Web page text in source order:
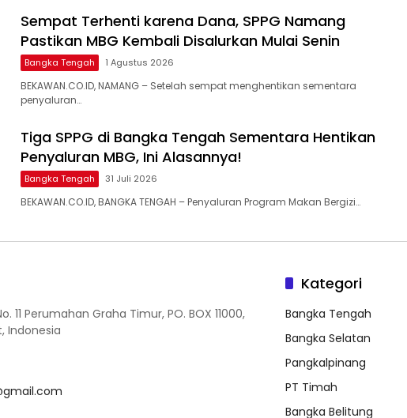
‎Sempat Terhenti karena Dana, SPPG Namang
Pastikan MBG Kembali Disalurkan Mulai Senin
Bangka Tengah 1 Agustus 2026
BEKAWAN.CO.ID, NAMANG – Setelah sempat menghentikan sementara
penyaluran…
‎Tiga SPPG di Bangka Tengah Sementara Hentikan
Penyaluran MBG, Ini Alasannya! ‎
Bangka Tengah 31 Juli 2026
BEKAWAN.CO.ID, BANGKA TENGAH – Penyaluran Program Makan Bergizi…
11 Perumahan Graha Timur, PO. BOX 11000,
Indonesia
Kategori
Bangka Tengah
Bangka Selatan
Pangkalpinang
PT Timah
Bangka Belitung